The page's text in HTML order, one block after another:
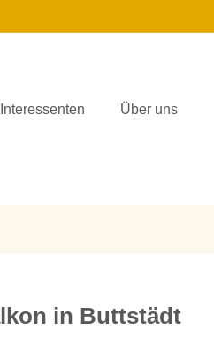
Interessenten Über uns
in Buttstädt